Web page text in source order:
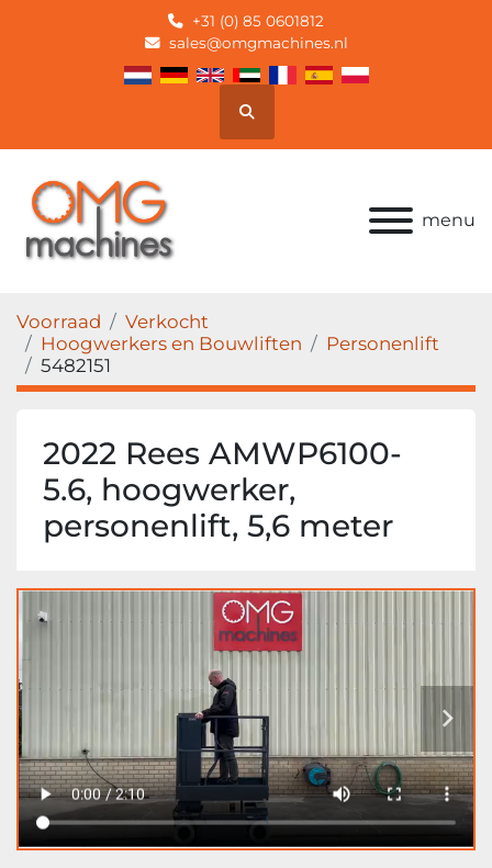
+31 (0) 85 0601812
sales@omgmachines.nl
Zoek
menu
Voorraad
Verkocht
Hoogwerkers en Bouwliften
Personenlift
5482151
2022 Rees AMWP6100-
5.6, hoogwerker,
personenlift, 5,6 meter